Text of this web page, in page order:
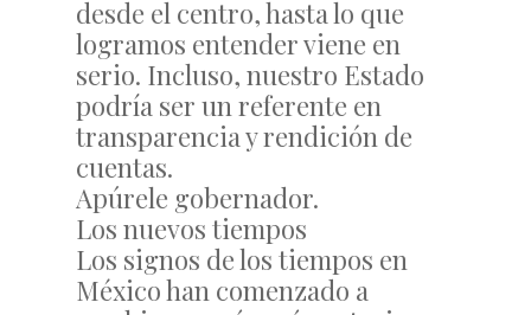
desde el centro, hasta lo que
logramos entender viene en
serio. Incluso, nuestro Estado
podría ser un referente en
transparencia y rendición de
cuentas.
Apúrele gobernador.
Los nuevos tiempos
Los signos de los tiempos en
México han comenzado a